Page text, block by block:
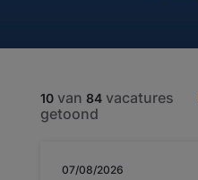
10 van 84 vacatures
getoond
07/08/2026